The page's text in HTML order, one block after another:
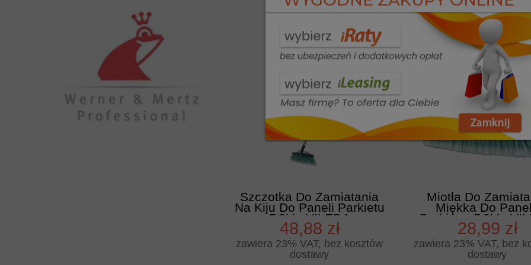
zobacz więcej
Szczotka Do Zamiatania
Na Kiju Do Paneli Parkietu
PCV - VILEDA
PROFESSIONAL
48,88 zł
zawiera 23% VAT, bez kosztów
dostawy
Miotła Do
Miękka Do
Parkietu, PCV -
PROFESSIONAL
28,99 zł
zawiera 23% VAT, bez
dostawy